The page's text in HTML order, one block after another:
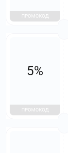
ПРОМОКОД
5%
ПРОМОКОД